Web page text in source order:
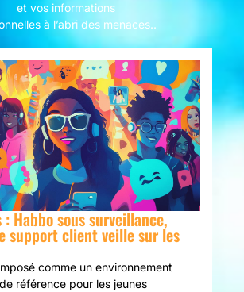
et vos informations
à l’abri des menaces..
: Habbo sous surveillance,
support client veille sur les
comme un environnement
référence pour les jeunes